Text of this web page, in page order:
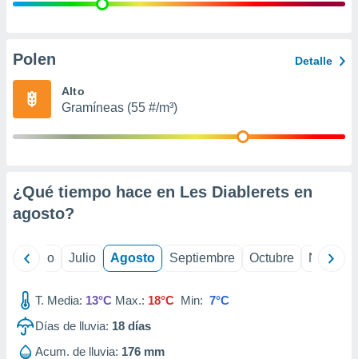
publicidad
de
Polen Detalle
Alto
Gramíneas (55 #/m³)
¿Qué tiempo hace en Les Diablerets en
agosto?
Junio Julio Agosto Septiembre Octubre
T. Media: 13°C Max.: 18°C Min: 7°C
Días de lluvia: 18 días
Acum. de lluvia: 176 mm